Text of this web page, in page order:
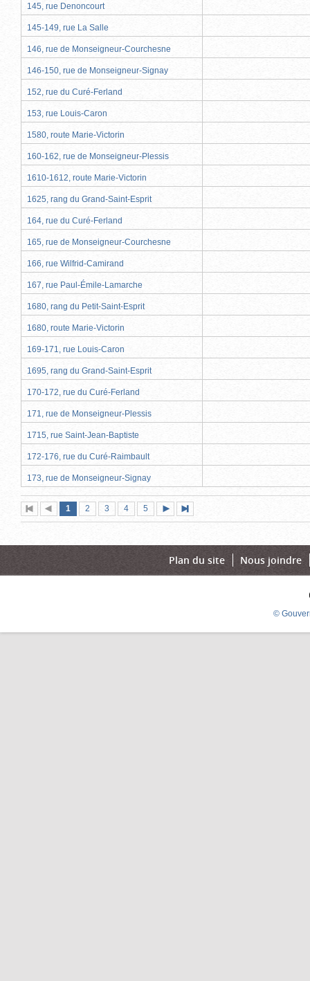
145, rue Denoncourt
145-149, rue La Salle
146, rue de Monseigneur-Courchesne
146-150, rue de Monseigneur-Signay
152, rue du Curé-Ferland
153, rue Louis-Caron
1580, route Marie-Victorin
160-162, rue de Monseigneur-Plessis
1610-1612, route Marie-Victorin
1625, rang du Grand-Saint-Esprit
164, rue du Curé-Ferland
165, rue de Monseigneur-Courchesne
166, rue Wilfrid-Camirand
167, rue Paul-Émile-Lamarche
1680, rang du Petit-Saint-Esprit
1680, route Marie-Victorin
169-171, rue Louis-Caron
1695, rang du Grand-Saint-Esprit
170-172, rue du Curé-Ferland
171, rue de Monseigneur-Plessis
1715, rue Saint-Jean-Baptiste
172-176, rue du Curé-Raimbault
173, rue de Monseigneur-Signay
Première
page
Page
précédente
Page
1 (page
actuelle)
Page
2 Page
3 Page
4 Page
5
suivante
page
Plan du site Nous joindre
©